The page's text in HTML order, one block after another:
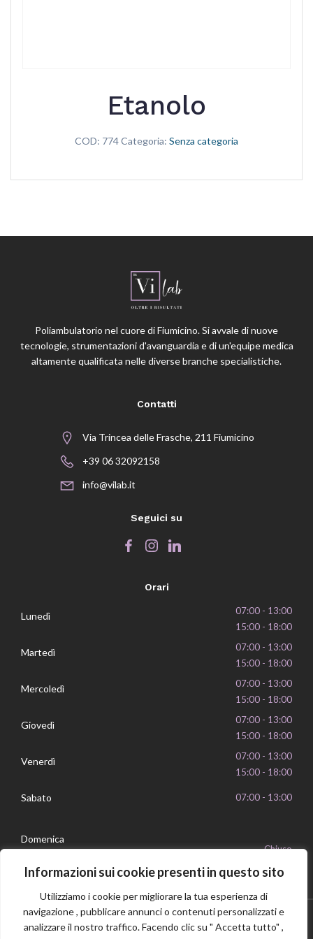
Informazioni sui cookie presenti in questo sito
Utilizziamo i cookie per migliorare la tua esperienza di
navigazione , pubblicare annunci o contenuti personalizzati e
analizzare il nostro traffico. Facendo clic su " Accetta tutto" ,
Etanolo
COD: 774Categoria: Senza categoria
Poliambulatorio nel cuore di Fiumicino. Si avvale di nuove
tecnologie, strumentazioni d'avanguardia e di un'equipe medica
altamente qualificata nelle diverse branche specialistiche.
Contatti
Via Trincea delle Frasche, 211 Fiumicino
+39 06 32092158
info@vilab.it
Seguici su
Orari
Lunedì
07:00 - 13:00
15:00 - 18:00
Martedì
07:00 - 13:00
15:00 - 18:00
Mercoledì
07:00 - 13:00
15:00 - 18:00
Giovedì
07:00 - 13:00
15:00 - 18:00
Venerdì
07:00 - 13:00
15:00 - 18:00
Sabato 07:00 - 13:00
Domenica
Chiuso
Privacy Policy Cookie Policy P.IVA 16239351006